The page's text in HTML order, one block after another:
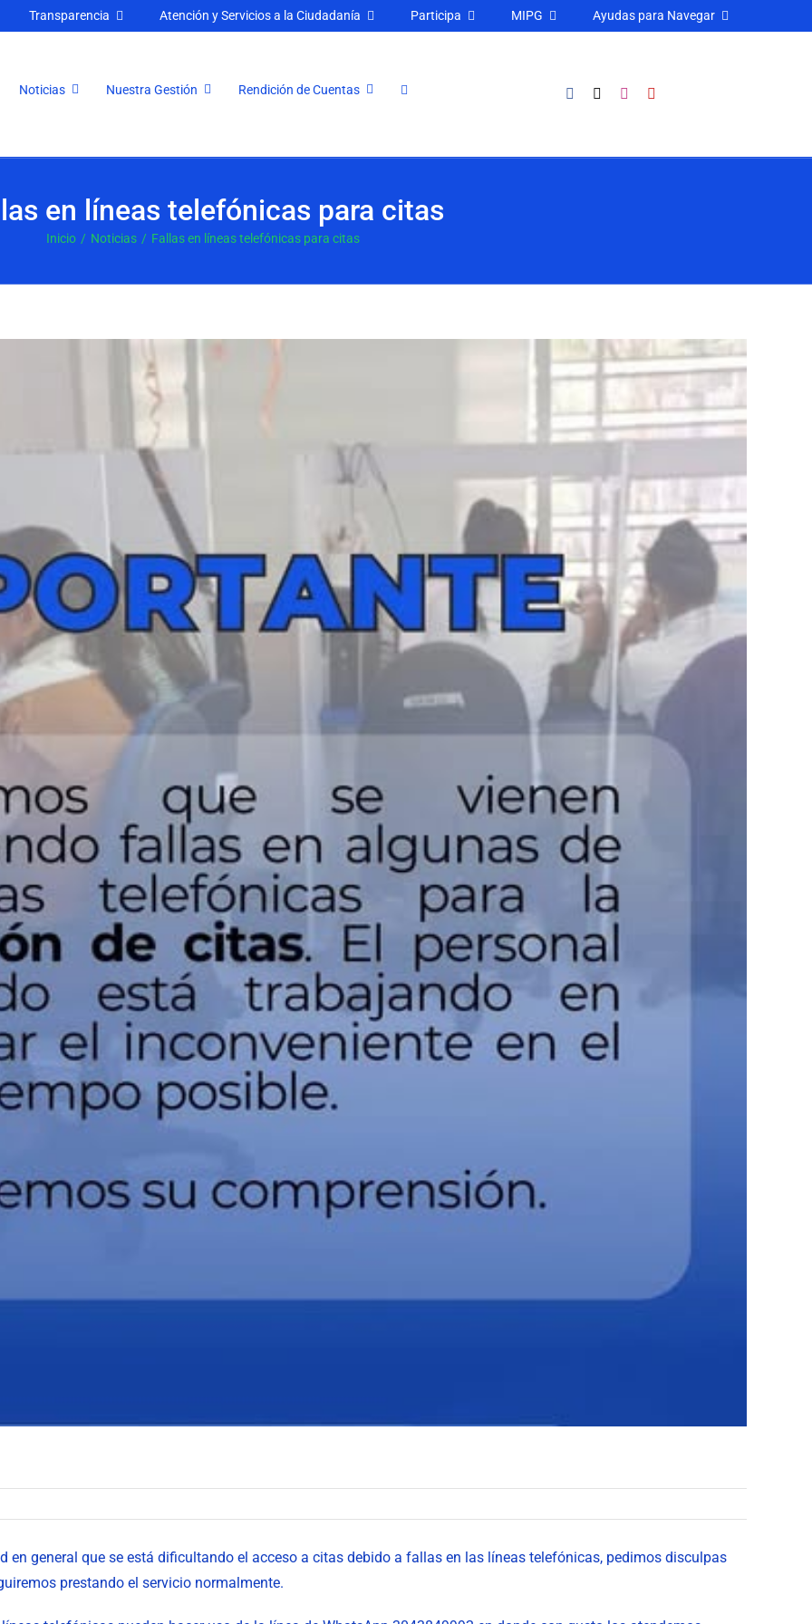
Transparencia Atención y Servicios a la Ciudadanía Participa MIPG Ayudas para Navegar
Noticias Nuestra Gestión Rendición de Cuentas
en líneas telefónicas para citas
Inicio Noticias Fallas en líneas telefónicas para citas
en general que se está dificultando el acceso a citas debido a fallas en las líneas telefónicas, pedimos disculpas
prestando el servicio normalmente.